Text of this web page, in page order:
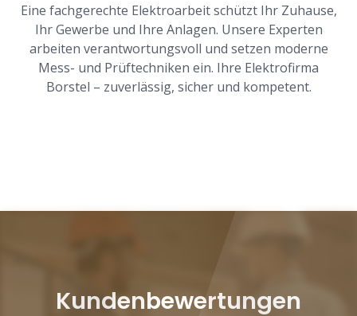
Eine fachgerechte Elektroarbeit schützt Ihr Zuhause,
Ihr Gewerbe und Ihre Anlagen. Unsere Experten
arbeiten verantwortungsvoll und setzen moderne
Mess- und Prüftechniken ein. Ihre Elektrofirma
Borstel – zuverlässig, sicher und kompetent.
Kundenbewertungen